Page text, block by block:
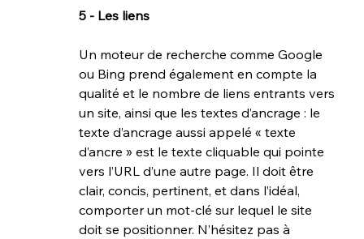
5 - Les liens
Un moteur de recherche comme Google
ou Bing prend également en compte la
qualité et le nombre de liens entrants vers
un site, ainsi que les textes d’ancrage : le
texte d’ancrage aussi appelé « texte
d’ancre » est le texte cliquable qui pointe
vers l’URL d’une autre page. Il doit être
clair, concis, pertinent, et dans l’idéal,
comporter un mot-clé sur lequel le site
doit se positionner. N’hésitez pas à